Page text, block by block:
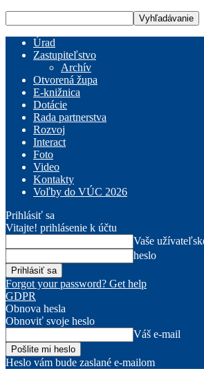
Úrad
Zastupiteľstvo
Archív
Otvorená župa
E-knižnica
Dotácie
Rada partnerstva
Rozvoj
Interact
Foto
Video
Kontakty
Voľby do VÚC 2026
Prihlásiť sa
Vitajte! prihlásenie k účtu
Vaše
heslo
Forgot your password? Get help
GDPR
Obnova hesla
Obnoviť svoje heslo
Váš e-mail
Heslo vám bude zaslané e-mailom